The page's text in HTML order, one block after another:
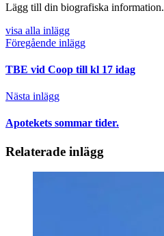
Lägg till din biografiska information.
visa alla inlägg
Föregående inlägg
TBE vid Coop till kl 17 idag
Nästa inlägg
Apotekets sommar tider.
Relaterade inlägg